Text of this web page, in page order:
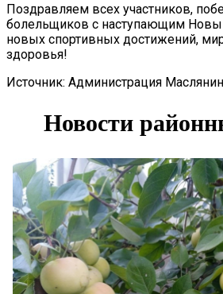
Поздравляем всех участников,
болельщиков с наступающим
новых спортивных достижений,
здоровья!
Источник: Администрация